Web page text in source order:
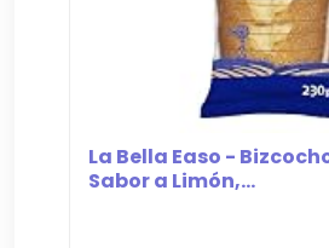
La Bella Easo -
Sabor a Limón,...